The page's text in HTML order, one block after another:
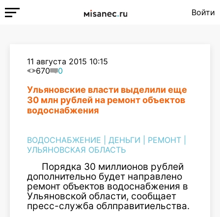
Войти
11 августа 2015 10:15
670
0
Ульяновские власти выделили еще
30 млн рублей на ремонт объектов
водоснабжения
ВОДОСНАБЖЕНИЕ ДЕНЬГИ РЕМОНТ
УЛЬЯНОВСКАЯ ОБЛАСТЬ
Порядка 30 миллионов рублей
дополнительно будет направлено
ремонт объектов водоснабжения в
Ульяновской области, сообщает
пресс-служба облправитиельства.